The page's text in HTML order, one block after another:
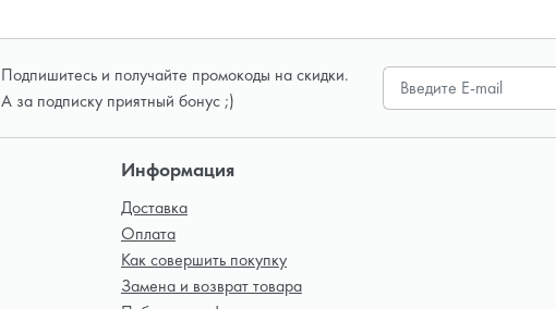
Подпишитесь и получайте промокоды на скидки.
А за подписку приятный бонус ;)
Информация
Доставка
Оплата
Как совершить покупку
Замена и возврат товара